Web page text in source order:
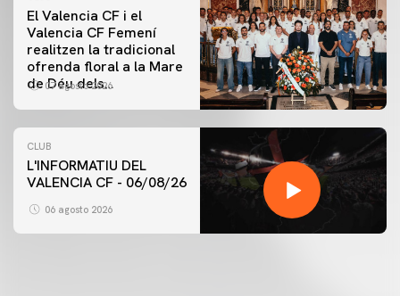
El Valencia CF i el
Valencia CF Femení
realitzen la tradicional
ofrenda floral a la Mare
de Déu dels
07 agosto 2026
CLUB
L'INFORMATIU DEL
VALENCIA CF - 06/08/26
06 agosto 2026